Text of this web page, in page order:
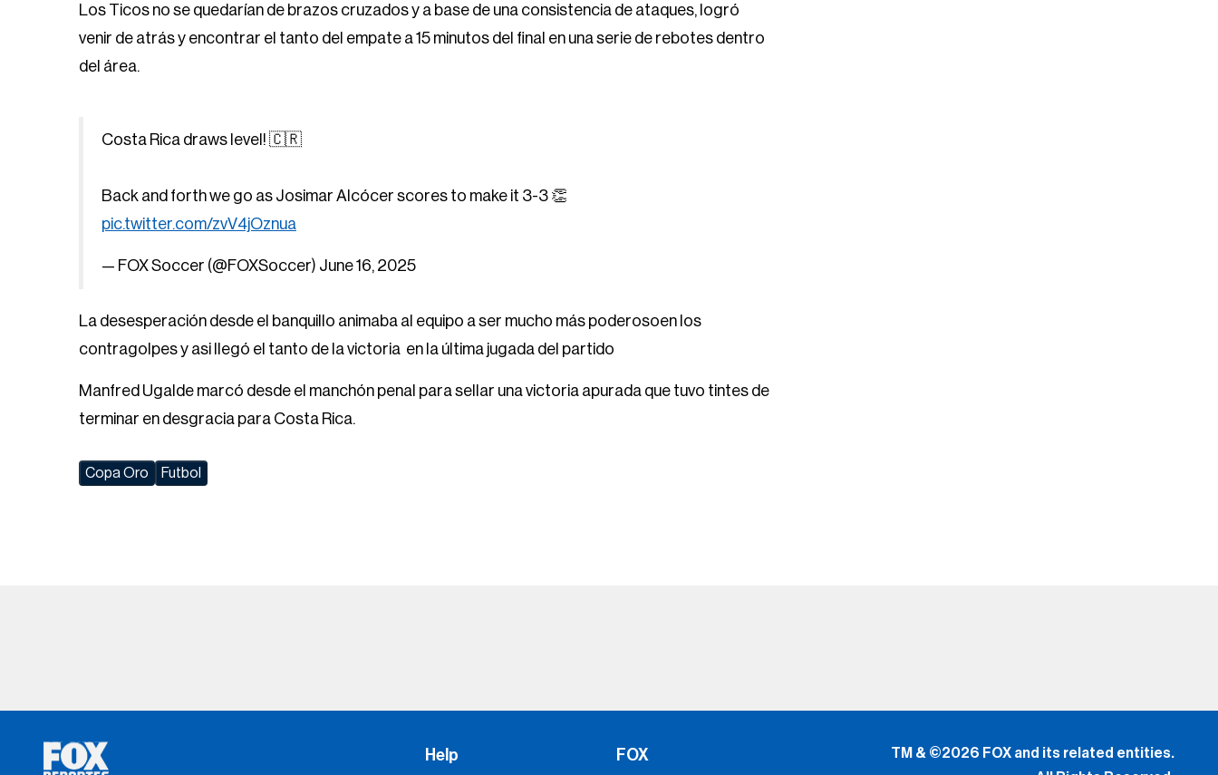
Los Ticos no se quedarían de brazos cruzados y a base de una consistencia de ataques, logró
venir de atrás y encontrar el tanto del empate a 15 minutos del final en una serie de rebotes dentro
del área.
Costa Rica draws level! 🇨🇷
Back and forth we go as Josimar Alcócer scores to make it 3-3 👏
pic.twitter.com/zvV4jOznua
— FOX Soccer (@FOXSoccer) June 16, 2025
La desesperación desde el banquillo animaba al equipo a ser mucho más poderosoen los
contragolpes y asi llegó el tanto de la victoria en la última jugada del partido
Manfred Ugalde marcó desde el manchón penal para sellar una victoria apurada que tuvo tintes de
terminar en desgracia para Costa Rica.
Copa Oro Futbol
Press
Advertise with Us
Fox Corporation
FOX Sports Supports
de